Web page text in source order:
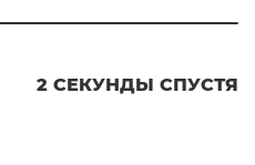
2 СЕКУНДЫ СПУСТЯ